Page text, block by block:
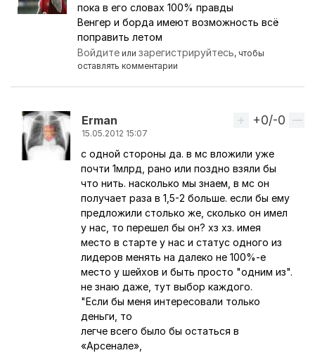
Ответ на комментарий пользователяполяк90
пока в его словах 100% правды
Венгер и борда имеют возможность всё
поправить летом
Войдите илизарегистрируйтесь, чтобы
оставлять комментарии
Erman
15.05.2012 15:07
Ответ на комментарий пользователяMace
Вверх
+0/-0
с одной стороны да. в мс вложили уже
почти 1млрд, рано или поздно взяли бы
что нить. насколько мы знаем, в мс он
получает раза в 1,5-2 больше. если бы ему
предложили столько же, сколько он имел
у нас, то перешел бы он? хз хз. имея
место в старте у нас и статус одного из
лидеров менять на далеко не 100%-е
место у шейхов и быть просто "одним из".
не знаю даже, тут выбор каждого.
"Если бы меня интересовали только
деньги, то
легче всего было бы остаться в
«Арсенале»,